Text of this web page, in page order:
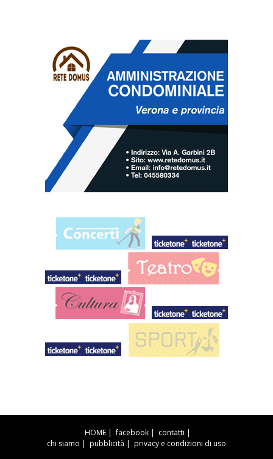
HOME | facebook | contatti |
chi siamo | pubblicità | privacy e condizioni di uso